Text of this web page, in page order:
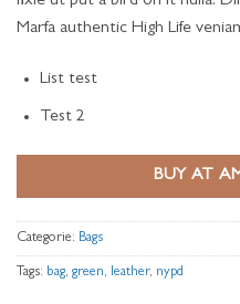
Marfa authentic High Life
List test
Test 2
BUY AT
Categorie: Bags
Tags: bag, green, leather, nypd